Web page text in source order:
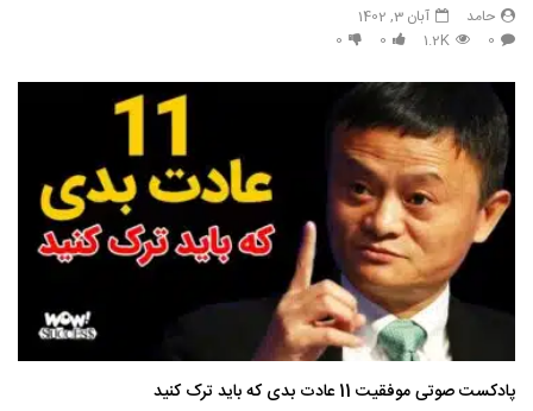
حامد
آبان 3, 1402
0
1.2K
0
0
پادکست صوتی موفقیت 11 عادت بدی که باید ترک کنید